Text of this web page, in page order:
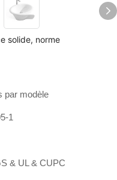
solide, norme
par modèle
1
& UL & CUPC